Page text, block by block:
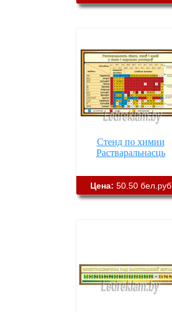
Стенд по химии
Растваральнасць
Цена: 50.50 бел.руб.